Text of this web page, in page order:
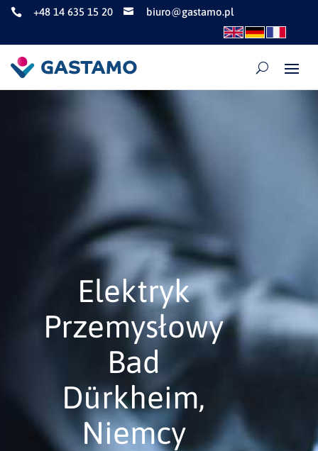
 +48 14 635 15 20  biuro@gastamo.pl
Elektryk
Przemysłowy
Bad
Dürkheim,
Niemcy